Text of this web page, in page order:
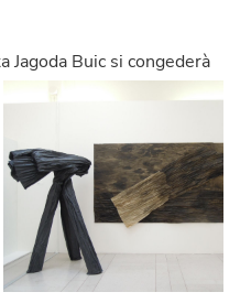
Buic si congederà